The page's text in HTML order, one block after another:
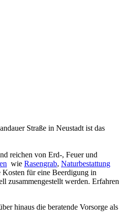
Straße in Neustadt ist das
reichen von Erd-, Feuer und
wie Rasengrab, Naturbestattung
Kosten für eine Beerdigung in
zusammengestellt werden. Erfahren
hinaus die beratende Vorsorge als